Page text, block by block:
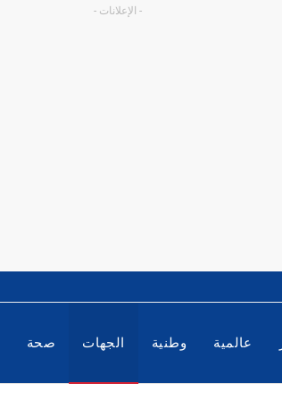
- الإعلانات -
عالمية وطنية الجهات صحة